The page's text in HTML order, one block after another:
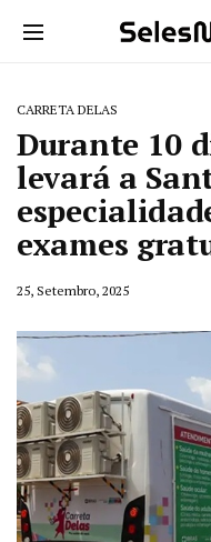
CARRETA DELAS
Durante 10
levará a
exames
25, Setembro, 2025